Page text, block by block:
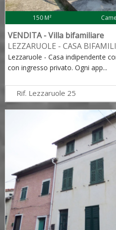
150 M²
VENDITA - Villa bifamiliare
LEZZARUOLE - CASA
Lezzaruole - Casa indipendente
con ingresso privato. Ogni app...
Rif. Lezzaruole 25